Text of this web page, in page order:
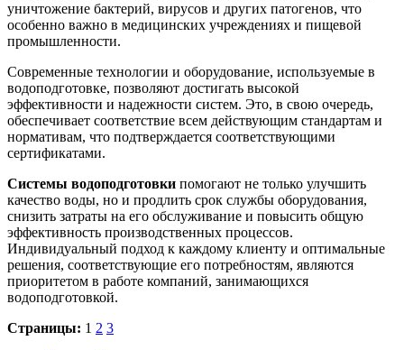
уничтожение бактерий, вирусов и других патогенов, что
особенно важно в медицинских учреждениях и пищевой
промышленности.
Современные технологии и оборудование, используемые в
водоподготовке, позволяют достигать высокой
эффективности и надежности систем. Это, в свою очередь,
обеспечивает соответствие всем действующим стандартам и
нормативам, что подтверждается соответствующими
сертификатами.
Системы водоподготовки помогают не только улучшить
качество воды, но и продлить срок службы оборудования,
снизить затраты на его обслуживание и повысить общую
эффективность производственных процессов.
Индивидуальный подход к каждому клиенту и оптимальные
решения, соответствующие его потребностям, являются
приоритетом в работе компаний, занимающихся
водоподготовкой.
Страницы: 1 2 3